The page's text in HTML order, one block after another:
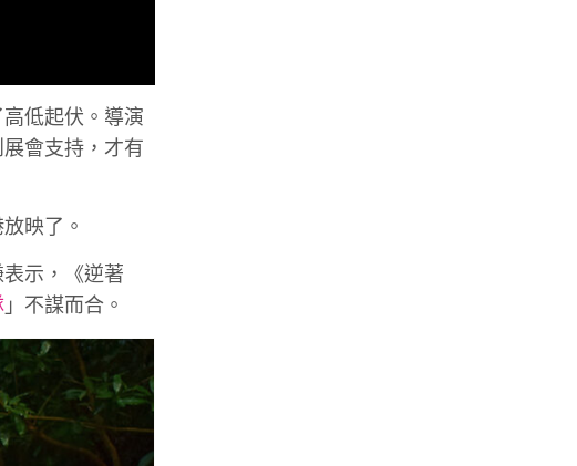
低起伏。導演
會支持，才有
映了。
示，《逆著
」不謀而合。